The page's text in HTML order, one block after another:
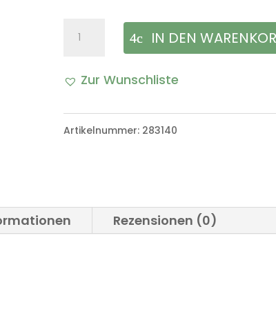
Getriebe
Ablassschraube
Iltis
IN DEN
Zur Wunschliste
Artikelnummer: 283140
Rezensionen (0)